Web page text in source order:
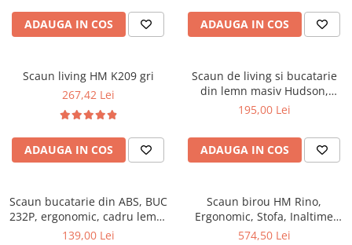
Saltele 140x200
Saltele 180x200
Top saltele
Top saltele 5 cm
Top saltele 10 cm
Top saltele memory 5 cm
Saltele ieftine
Saltele cu plasa de arcuri
Scaune ergonomice
Etajere Birou
Birouri
Scaune pentru birou
Scaune pentru vizitatori
Mobilier bucatarie
Scaune pentru bucatarie
Mobila bucatarie
Seturi mese si scaune bucatarie
ADAUGA IN COS ADAUGA IN COS
Scaun living HM K209 gri
267,42 Lei
ADAUGA IN COS
Scaun de living si bucatarie
din lemn masiv Hudson,
tapiterie stofa,100 kg,
195,00 Lei
ADAUGA IN COS
Scaun bucatarie din ABS, BUC
232P, ergonomic, cadru lemn,
100 kg
139,00 Lei
Scaun birou HM Rino,
Ergonomic, Stofa, Inaltime
reglabila, Mecanism
574,50 Lei